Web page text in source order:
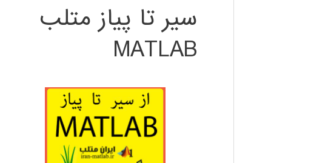
سیر تا پیاز متلب
MATLAB